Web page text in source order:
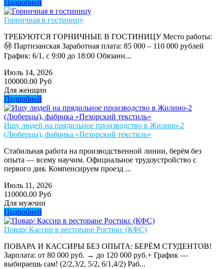
Подробней
Горничная в гостиницу
ТРЕБУЮТСЯ ГОРНИЧНЫЕ В ГОСТИНИЦУ Место работы:
Ⓜ️ Партизанская Заработная плата: 85 000 – 110 000 рублей
График: 6/1, с 9:00 до 18:00 Обязанн...
Июль 14, 2026
100000.00 Руб
Для женщин
Подробней
Ищу людей на прядильное производство в Жилино-2
(Люберцы), фабрика «Пехорский текстиль»
Стабильная работа на производственной линии, берём без
опыта — всему научим. Официальное трудоустройство с
первого дня. Компенсируем проезд ...
Июль 11, 2026
110000.00 Руб
Для мужчин
Подробней
Повар/ Кассир в ресторане Ростикс (КФС)
ПОВАРА И КАССИРЫ БЕЗ ОПЫТА: БЕРЁМ СТУДЕНТОВ!
Зарплата: от 80 000 руб. → до 120 000 руб.+ График —
выбираешь сам! (2/2,3/2, 5/2, 6/1,4/2) Раб...